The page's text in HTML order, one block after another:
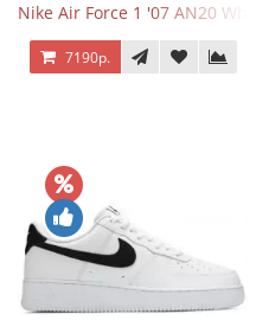
Nike Air Force 1 '07 AN20
7190р.